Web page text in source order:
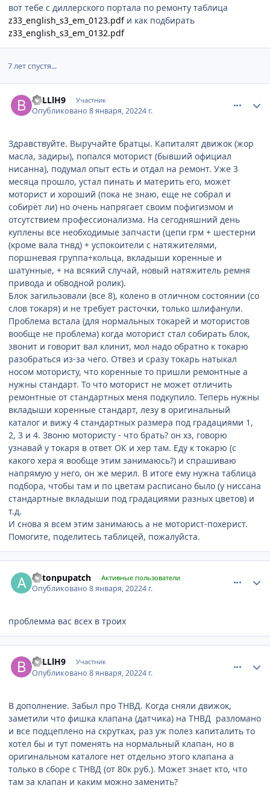
вот тебе с диллерского портала по ремонту таблица
z33_english_s3_em_0123.pdfи как подбирать
z33_english_s3_em_0132.pdf
7 лет спустя...
BaLLlH9 Участник
Опубликовано8 января, 20224 г.
Здравствуйте. Выручайте братцы. Капиталят движок (жор
масла, задиры), попался моторист (бывший официал
нисанна), подумал опыт есть и отдал на ремонт. Уже 3
месяца прошло, устал пинать и материть его, может
моторист и хороший (пока не знаю, еще не собрал и
собирёт ли) но очень напрягает своим пофигизмом и
отсутствием профессионализма. На сегодняшний день
куплены все необходимые запчасти (цепи грм + шестерни
(кроме вала тнвд) + успокоители с натяжителями,
поршневая группа+кольца, вкладыши коренные и
шатунные, + на всякий случай, новый натяжитель ремня
привода и обводной ролик).
Блок загильзовали (все 8), колено в отличном состоянии (со
слов токаря) и не требует расточки, только шлифанули.
Проблема встала (для нормальных токарей и мотористов
вообще не проблема) когда моторист стал собирать блок,
звонит и говорит вал клинит, мол надо обратно к токарю
разобраться из-за чего. Отвез и сразу токарь натыкал
носом мотористу, что коренные то пришли ремонтные а
нужны стандарт. То что моторист не может отличить
ремонтные от стандартных меня подкупило. Теперь нужны
вкладыши коренные стандарт, лезу в оригинальный
каталог и вижу 4 стандартных размера под градациями 1,
2, 3 и 4. Звоню мотористу - что брать? он хз, говорю
узнавай у токаря в ответ ОК и хер там. Еду к токарю (с
какого хера я вообще этим занимаюсь?) и спрашиваю
напрямую у него, он же мерил. В итоге ему нужна таблица
подбора, чтобы там и по цветам расписано было (у ниссана
стандартные вкладыши под градациями разных цветов) и
т.д.
И снова я всем этим занимаюсь а не моторист-похерист.
Помогите, поделитесь таблицей, пожалуйста.
antonpupatch Активные пользователи
Опубликовано8 января, 20224 г.
проблемма вас всех в троих
BaLLlH9 Участник
Опубликовано8 января, 20224 г.
В дополнение. Забыл про ТНВД. Когда сняли движок,
заметили что фишка клапана (датчика) на ТНВД разломано
и все подцеплено на скрутках, раз уж полез капиталить то
хотел бы и тут поменять на нормальный клапан, но в
оригинальном каталоге нет отдельно этого клапана а
только в сборе с ТНВД (от 80к руб.). Может знает кто, что
там за клапан и каким можно заменить?